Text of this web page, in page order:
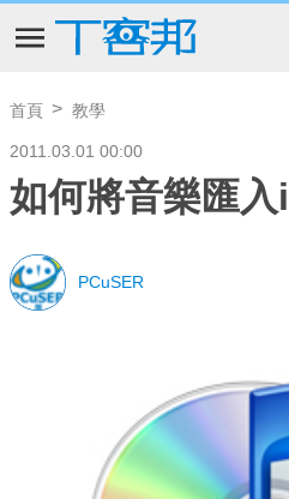
首頁 教學
2011.03.01 00:00
如何將音樂匯
PCuSER